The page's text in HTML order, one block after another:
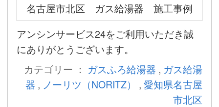
名古屋市北区 ガス給湯器 施工事例
アンシンサービス24をご利用いただき誠
にありがとうございます。
カテゴリー ： ガスふろ給湯器 , ガス給湯
器 , ノーリツ（NORITZ） , 愛知県名古屋
市北区